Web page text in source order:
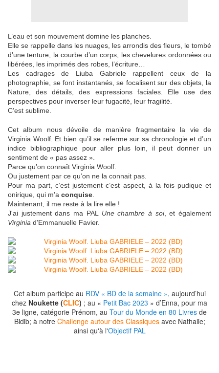
L’eau et son mouvement domine les planches.
Elle se rappelle dans les nuages, les arrondis des fleurs, le tombé
d’une tenture, la courbe d’un corps, les chevelures ordonnées ou
libérées, les imprimés des robes, l’écriture…
Les cadrages de Liuba Gabriele rappellent ceux de la
photographie, se font instantanés, se focalisent sur des objets, la
Nature, des détails, des expressions faciales. Elle use des
perspectives pour inverser leur fugacité, leur fragilité.
C’est sublime.
Cet album nous dévoile de manière fragmentaire la vie de
Virginia Woolf. Et bien qu’il se referme sur sa chronologie et d’un
indice bibliographique pour aller plus loin, il peut donner un
sentiment de « pas assez ».
Parce qu’on connaît Virginia Woolf.
Ou justement par ce qu’on ne la connait pas.
Pour ma part, c’est justement c’est aspect, à la fois pudique et
onirique, qui m’a conquise
Maintenant, il me reste à la lire elle !
J'ai justement dans ma PAL Une chambre à soi, et également
Virginia d'Emmanuelle Favier.
Cet album participe au RDV « BD de la semaine », aujourd’hui
chez Noukette (CLIC) ; au « Petit Bac 2023 » d’Enna, pour ma
3e ligne, catégorie Prénom, au Tour du Monde en 80 Livres de
Bidib; à notre Challenge autour des Classiquesavec Nathalie;
ainsi qu'à l'Objectif PAL